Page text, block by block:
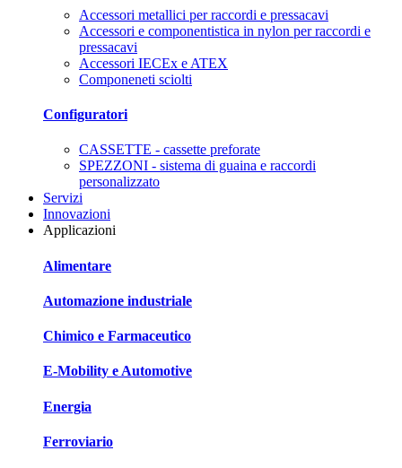
Accessori metallici per raccordi e pressacavi
Accessori e componentistica in nylon per raccordi e
pressacavi
Accessori IECEx e ATEX
Componeneti sciolti
Configuratori
CASSETTE - cassette preforate
SPEZZONI - sistema di guaina e raccordi
personalizzato
Servizi
Innovazioni
Applicazioni
Alimentare
Automazione industriale
Chimico e Farmaceutico
E-Mobility e Automotive
Energia
Ferroviario